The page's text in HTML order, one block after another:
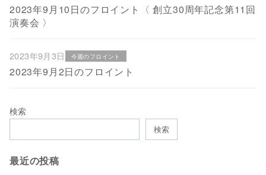
2023年9月10日のフロイント〈 創立30周年記念第11回
演奏会 〉
2023年9月3日 今週のフロイント
2023年9月2日のフロイント
検索
検索
最近の投稿